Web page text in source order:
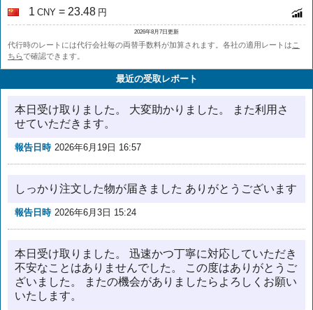
1 CNY = 23.48 円
2026年8月7日更新
代行時のレートには代行会社毎の両替手数料が加算されます。各社の適用レートは こ
ちらで確認できます。
最近の受取レポート
本日受け取りました。 大変助かりました。 また利用さ
せていただきます。
報告日時 2026年6月19日 16:57
しっかり注文した物が届きました ありがとうございます
報告日時 2026年6月3日 15:24
本日受け取りました。 迅速かつ丁寧に対応していただき
不安なことはありませんでした。 この度はありがとうご
ざいました。 またの機会がありましたらよろしくお願い
いたします。